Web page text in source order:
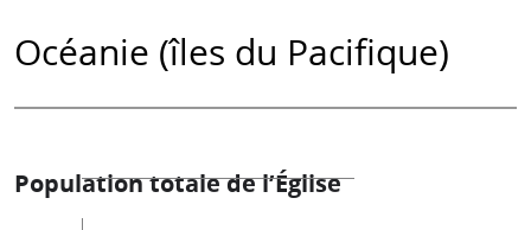
Océanie (îles du Pacifique)
Population totale de l’Église